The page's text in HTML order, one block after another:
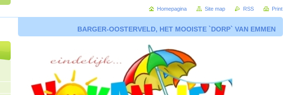
BARGER-OOSTERVELD, HET MOOISTE `DORP` VAN EMMEN
Homepagina Site map RSS Print